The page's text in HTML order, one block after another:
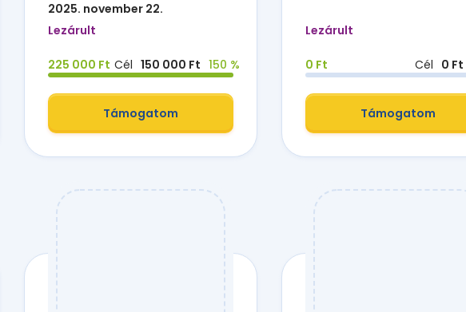
2025. november 22.
Lezárult
225 000 Ft Cél 150 000 Ft 150 %
Támogatom
Lezárult
0 Ft Cél 0 Ft
Támogatom